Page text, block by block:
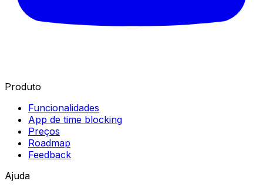
Produto
Funcionalidades
App de time blocking
Preços
Roadmap
Feedback
Ajuda